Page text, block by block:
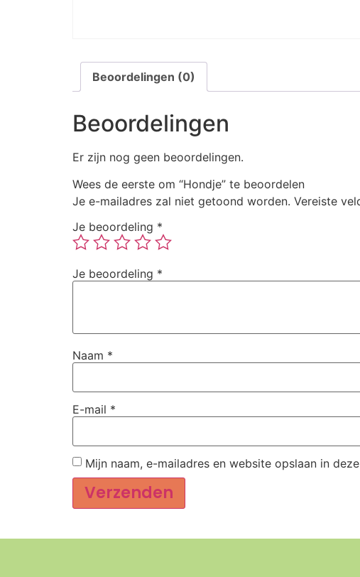
Beoordelingen (0)
Beoordelingen
Er zijn nog geen beoordelingen.
Wees de eerste om “Hondje” te beoordelen
Je e-mailadres zal niet getoond worden. Vereiste
Je beoordeling *
Je beoordeling *
Naam *
E-mail *
Mijn naam, e-mailadres en website opslaan in